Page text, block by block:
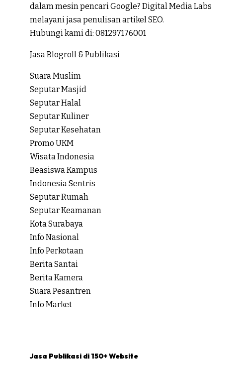
dalam mesin pencari Google? Digital Media Labs
melayani jasa penulisan artikel SEO.
Hubungi kami di: 081297176001
Jasa Blogroll & Publikasi
Suara Muslim
Seputar Masjid
Seputar Halal
Seputar Kuliner
Seputar Kesehatan
Promo UKM
Wisata Indonesia
Beasiswa Kampus
Indonesia Sentris
Seputar Rumah
Seputar Keamanan
Kota Surabaya
Info Nasional
Info Perkotaan
Berita Santai
Berita Kamera
Suara Pesantren
Info Market
Jasa Publikasi di 150+ Website